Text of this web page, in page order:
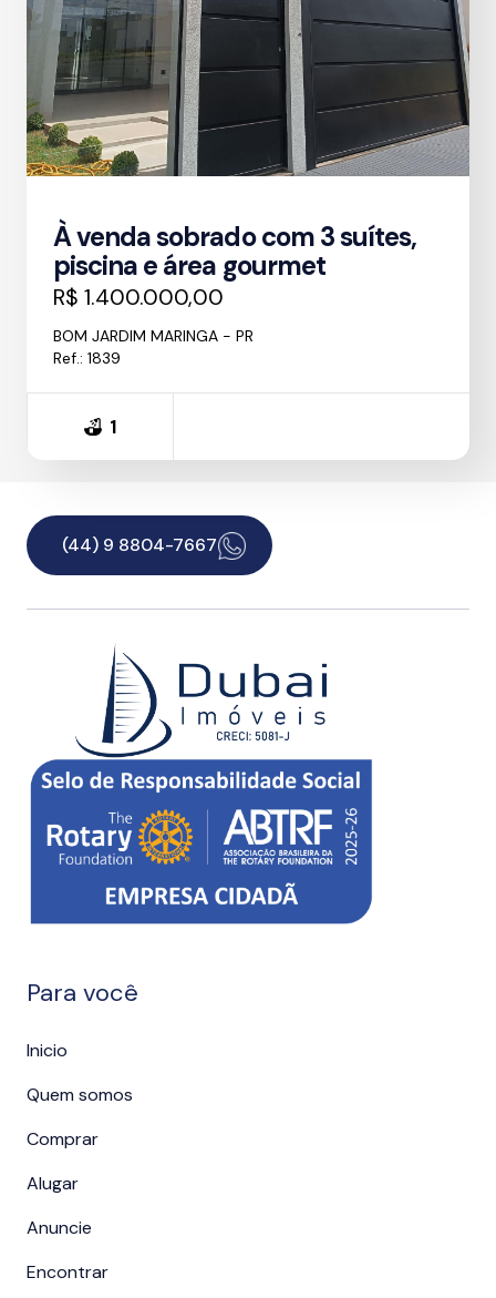
À venda sobrado com 3 suítes,
piscina e área gourmet
R$ 1.400.000,00
BOM JARDIM MARINGA - PR
Ref.: 1839
1
(44) 9 8804-7667
Para você
Inicio
Quem somos
Comprar
Alugar
Anuncie
Encontrar